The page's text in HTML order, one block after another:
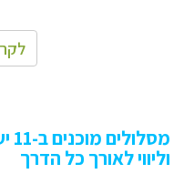
וליווי לאורך כל הדרך